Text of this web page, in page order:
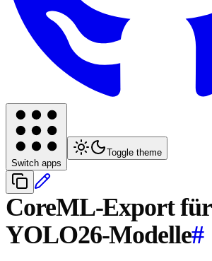
Switch apps
Toggle theme
CoreML-Export für
YOLO26-Modelle#